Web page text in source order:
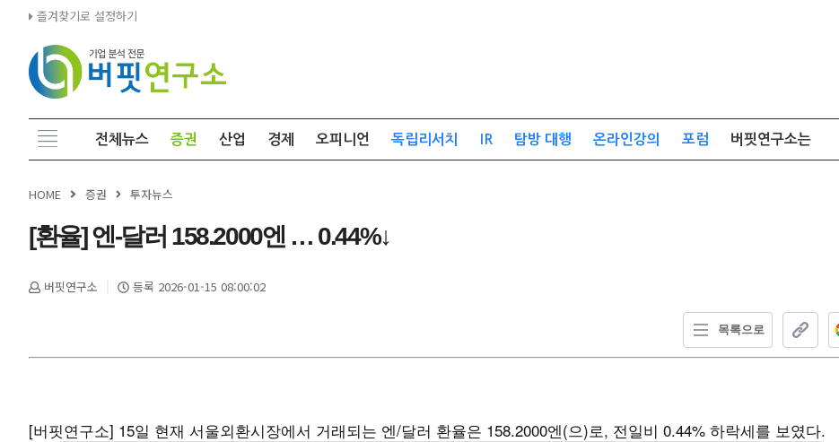
즐겨찾기로 설정하기
전체뉴스 증권 산업 경제 오피니언 독립리서치 IR 탐방 대행 온라인강의 포럼 버핏연구소는
HOME 증권 투자뉴스
[환율] 엔-달러 158.2000엔 … 0.44%↓
버핏연구소 등록 2026-01-15 08:00:02
목록으로
[버핏연구소] 15일 현재 서울외환시장에서 거래되는 엔/달러 환율은 158.2000엔(으)로, 전일비 0.44% 하락세를 보였다.